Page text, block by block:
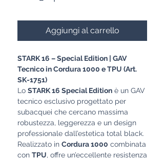
Aggiungi al carrello
STARK 16 – Special Edition | GAV
Tecnico in Cordura 1000 e TPU (Art.
SK-1751)
Lo STARK 16 Special Edition è un GAV
tecnico esclusivo progettato per
subacquei che cercano massima
robustezza, leggerezza e un design
professionale dall’estetica total black.
Realizzato in Cordura 1000 combinata
con TPU, offre un’eccellente resistenza